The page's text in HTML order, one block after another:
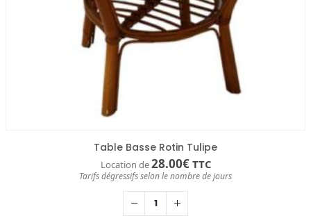
Table Basse Rotin Tulipe
Location de28.00€ TTC
Tarifs dégressifs selon le nombre de jours